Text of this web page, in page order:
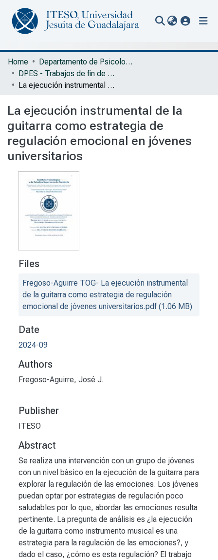
Communities & Collections
All of Repository
Portal Biblioteca
Home
Departamento de Psicología, Educación y Salud
DPES - Trabajos de fin de Maestría en Desarrollo Humano
La ejecución instrumental de la guitarra como estrategia de regulación emocional en jóvenes universitarios
La ejecución instrumental de la
guitarra como estrategia de
regulación emocional en jóvenes
universitarios
Files
Fregoso-Aguirre TOG- La ejecución instrumental
de la guitarra como estrategia de regulación
emocional de jóvenes universitarios.pdf(1.06 MB)
Date
2024-09
Authors
Fregoso-Aguirre, José J.
Publisher
ITESO
Abstract
Se realiza una intervención con un grupo de jóvenes
con un nivel básico en la ejecución de la guitarra para
explorar la regulación de las emociones. Los jóvenes
puedan optar por estrategias de regulación poco
saludables por lo que, abordar las emociones resulta
pertinente. La pregunta de análisis es ¿la ejecución
de la guitarra como instrumento musical es una
estrategia para la regulación de las emociones?, y
dado el caso, ¿cómo es esta regulación? El trabajo